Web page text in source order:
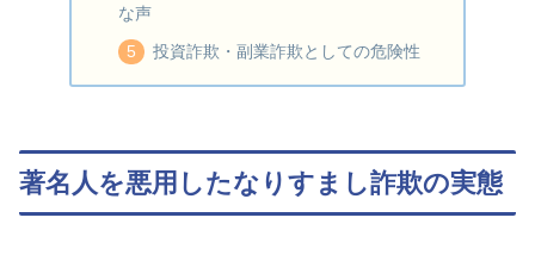
な声
投資詐欺・副業詐欺としての危険性
著名人を悪用したなりすまし詐欺の実態